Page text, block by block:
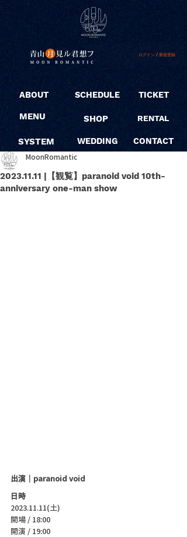
ログイン / 新規登録
ABOUT
MENU
SYSTEM
SCHEDULE
SHOP
WEDDING
TICKET
RENTAL
CONTACT
2023.11.11 |【観覧】paranoid void 10th-
anniversary one-man show
MoonRomantic
出演｜paranoid void
日時
2023.11.11(土)
開場 / 18:00
開演 / 19:00